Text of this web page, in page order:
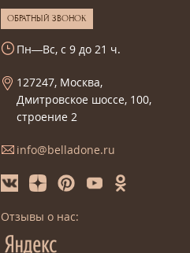
ОБРАТНЫЙ ЗВОНОК
Пн—Вс, с 9 до 21 ч.
127247, Москва,
Дмитровское шоссе, 100,
строение 2
info@belladone.ru
Отзывы о нас: